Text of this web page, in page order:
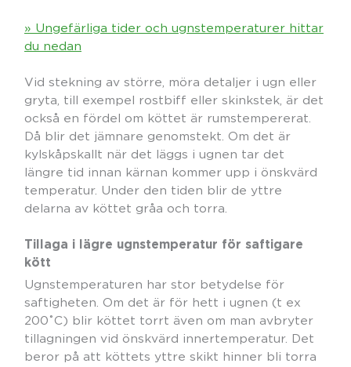
» Ungefärliga tider och ugnstemperaturer hittar
du nedan
Vid stekning av större, möra detaljer i ugn eller
gryta, till exempel rostbiff eller skinkstek, är det
också en fördel om köttet är rumstempererat.
Då blir det jämnare genomstekt. Om det är
kylskåpskallt när det läggs i ugnen tar det
längre tid innan kärnan kommer upp i önskvärd
temperatur. Under den tiden blir de yttre
delarna av köttet gråa och torra.
Tillaga i lägre ugnstemperatur för saftigare
kött
Ugnstemperaturen har stor betydelse för
saftigheten. Om det är för hett i ugnen (t ex
200˚C) blir köttet torrt även om man avbryter
tillagningen vid önskvärd innertemperatur. Det
beror på att köttets yttre skikt hinner bli torra